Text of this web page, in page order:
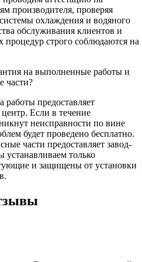
производителя, проверяя
охлаждения и водяного
обслуживания клиентов и
процедур строго соблюдаются на
на выполненные работы и
части?
работы предоставляет
Если в течение
неисправности по вине
будет проведено бесплатно.
части предоставляет завод-
устанавливаем только
и защищены от установки